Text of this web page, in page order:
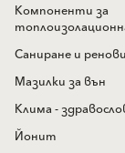
Компоненти за
Саниране и
Мазилки за вън
Клима -
Йонит